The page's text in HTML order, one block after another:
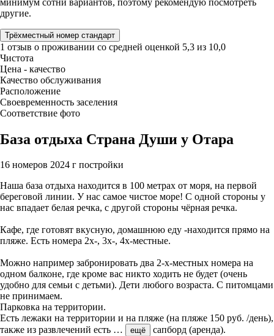
другие.
Трёхместный номер стандарт
1 отзыв о проживании со средней оценкой 5,3 из 10,0
Чистота
Цена - качество
Качество обслуживания
Расположение
Своевременность заселения
Соответствие фото
База отдыха Страна Души у Отара
16 номеров 2024 г постройки
Наша база отдыха находится в 100 метрах от моря, на первой
береговой линии. У нас самое чистое море! С одной стороны у
нас впадает белая речка, с другой стороны чёрная речка.
Кафе, где готовят вкусную, домашнюю еду -находится прямо на
пляже. Есть номера 2х-, 3х-, 4х-местные.
Можно например забронировать два 2-х-местных номера на
одном балконе, где кроме вас никто ходить не будет (очень
удобно для семьи с детьми). Дети любого возраста. С питомцами
не принимаем.
Парковка на территории.
Есть лежаки на территории и на пляже (на пляже 150 руб. /день),
также из развлечений есть … ещё сапборд (аренда).